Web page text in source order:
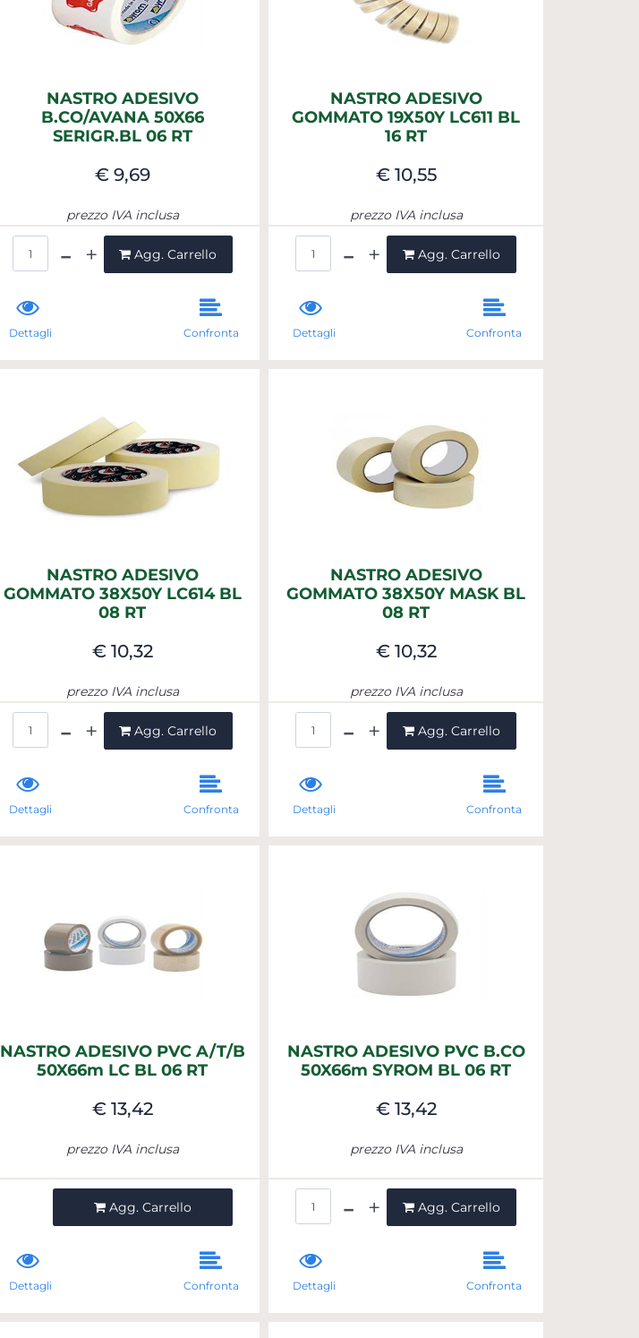
NASTRO ADESIVO
B.CO/AVANA 50X66
SERIGR.BL 06 RT
€ 9,69
prezzo IVA inclusa
Agg. Carrello
Dettagli Confronta
NASTRO ADESIVO
GOMMATO 19X50Y LC611 BL
16 RT
€ 10,55
prezzo IVA inclusa
Agg. Carrello
Dettagli Confronta
NASTRO ADESIVO
GOMMATO 38X50Y LC614 BL
08 RT
€ 10,32
prezzo IVA inclusa
Agg. Carrello
Dettagli Confronta
NASTRO ADESIVO
GOMMATO 38X50Y MASK BL
08 RT
€ 10,32
prezzo IVA inclusa
Agg. Carrello
Dettagli Confronta
NASTRO ADESIVO PVC A/T/B
50X66m LC BL 06 RT
€ 13,42
prezzo IVA inclusa
Agg. Carrello
Dettagli Confronta
NASTRO ADESIVO PVC B.CO
50X66m SYROM BL 06 RT
€ 13,42
prezzo IVA inclusa
Agg. Carrello
Dettagli Confronta